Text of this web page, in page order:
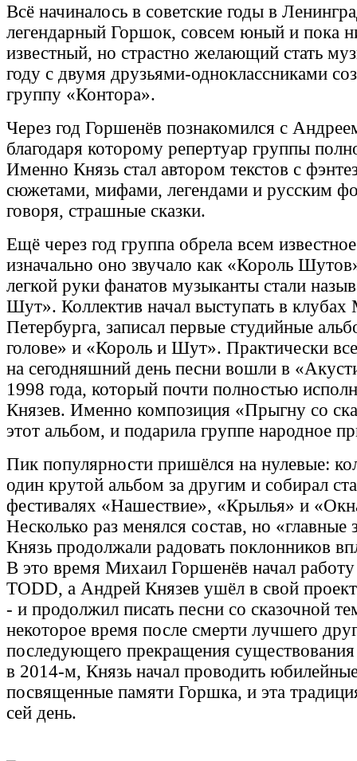
Всё начиналось в советские годы в
легендарный Горшок, совсем юный и пока
известный, но страстно желающий стать
году с двумя друзьями-одноклассниками
группу «Контора».
Через год Горшенëв познакомился с
благодаря которому репертуар группы
Именно Князь стал автором текстов с
сюжетами, мифами, легендами и русским
говоря, страшные сказки.
Ещё через год группа обрела всем
изначально оно звучало как «Король
легкой руки фанатов музыканты стали
Шут». Коллектив начал выступать в
Петербурга, записал первые студийные
голове» и «Король и Шут». Практически
на сегодняшний день песни вошли в
1998 года, который почти полностью
Князев. Именно композиция «Прыгну со
этот альбом, и подарила группе народное
Пик популярности пришёлся на нулевые:
один крутой альбом за другим и собирал
фестивалях «Нашествие», «Крылья» и
Несколько раз менялся состав, но
Князь продолжали радовать поклонников
В это время Михаил Горшенëв начал
TODD, а Андрей Князев ушёл в свой
- и продолжил писать песни со сказочной
некоторое время после смерти лучшего
последующего прекращения
в 2014-м, Князь начал проводить
посвященные памяти Горшка, и эта
сей день.